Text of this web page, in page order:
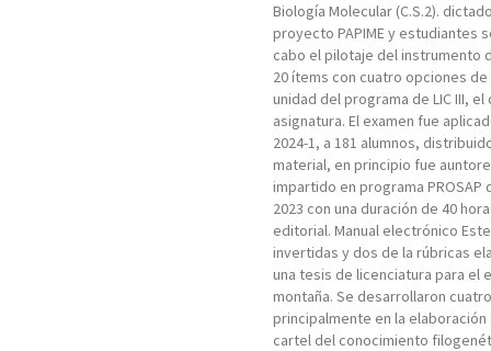
Biología Molecular (C.S.2).
proyecto PAPIME y estudiantes
cabo el pilotaje del instrumento
20 ítems con cuatro opciones
unidad del programa de LIC III,
asignatura. El examen fue
2024-1, a 181 alumnos,
material, en principio fue
impartido en programa PROSAP
2023 con una duración de 40
editorial. Manual electrónico
invertidas y dos de la rúbricas
una tesis de licenciatura para el
montaña. Se desarrollaron
principalmente en la
cartel del conocimiento